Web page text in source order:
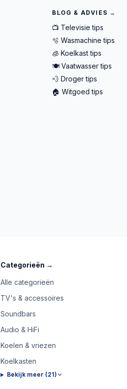
BLOG & ADVIES →
📺 Televisie tips
🫧 Wasmachine tips
🧊 Koelkast tips
🍽️ Vaatwasser tips
💨 Droger tips
🏠 Witgoed tips
Categorieën →
Alle categorieën
TV's & accessoires
Soundbars
Audio & HiFi
Koelen & vriezen
Koelkasten
Bekijk meer (21)